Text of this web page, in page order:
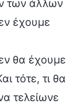
των άλλων
έχουμε
θα έχουμε
τότε, τι θα
τελείωνε